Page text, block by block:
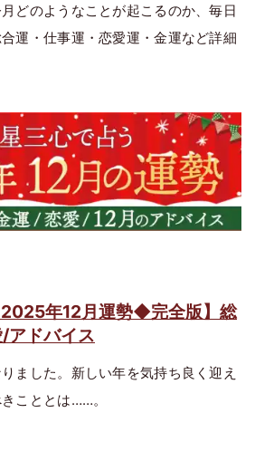
どのようなことが起こるのか、毎日
運・仕事運・恋愛運・金運など詳細
年12月運勢◆完全版】総
アドバイス
ました。新しい年を気持ち良く迎え
こととは……。